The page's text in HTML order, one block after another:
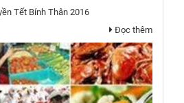
Tết Bính Thân 2016
Đọc thêm